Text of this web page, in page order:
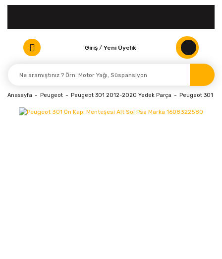
Giriş / Yeni Üyelik
Anasayfa Peugeot Peugeot 301 2012-2020 Yedek Parça Peugeot 301